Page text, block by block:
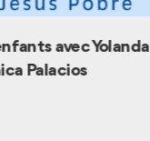
avec Yolanda
Palacios